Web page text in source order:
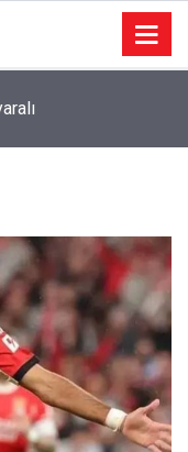
açılışı ertelendi